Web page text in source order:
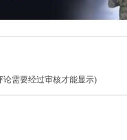
论需要经过审核才能显示)